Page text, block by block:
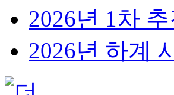
2026년 1차
2026년 하계